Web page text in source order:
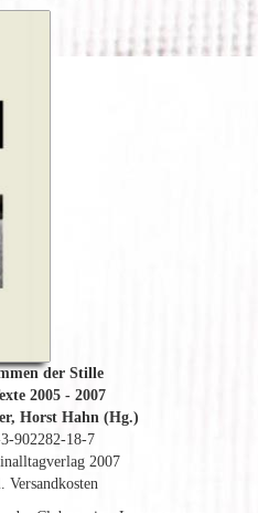
der Stille
2005 - 2007
Horst Hahn (Hg.)
902282-18-7
2007
Versandkosten